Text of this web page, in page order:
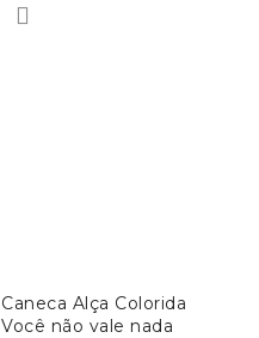
Caneca Alça Colorida
Você não vale nada